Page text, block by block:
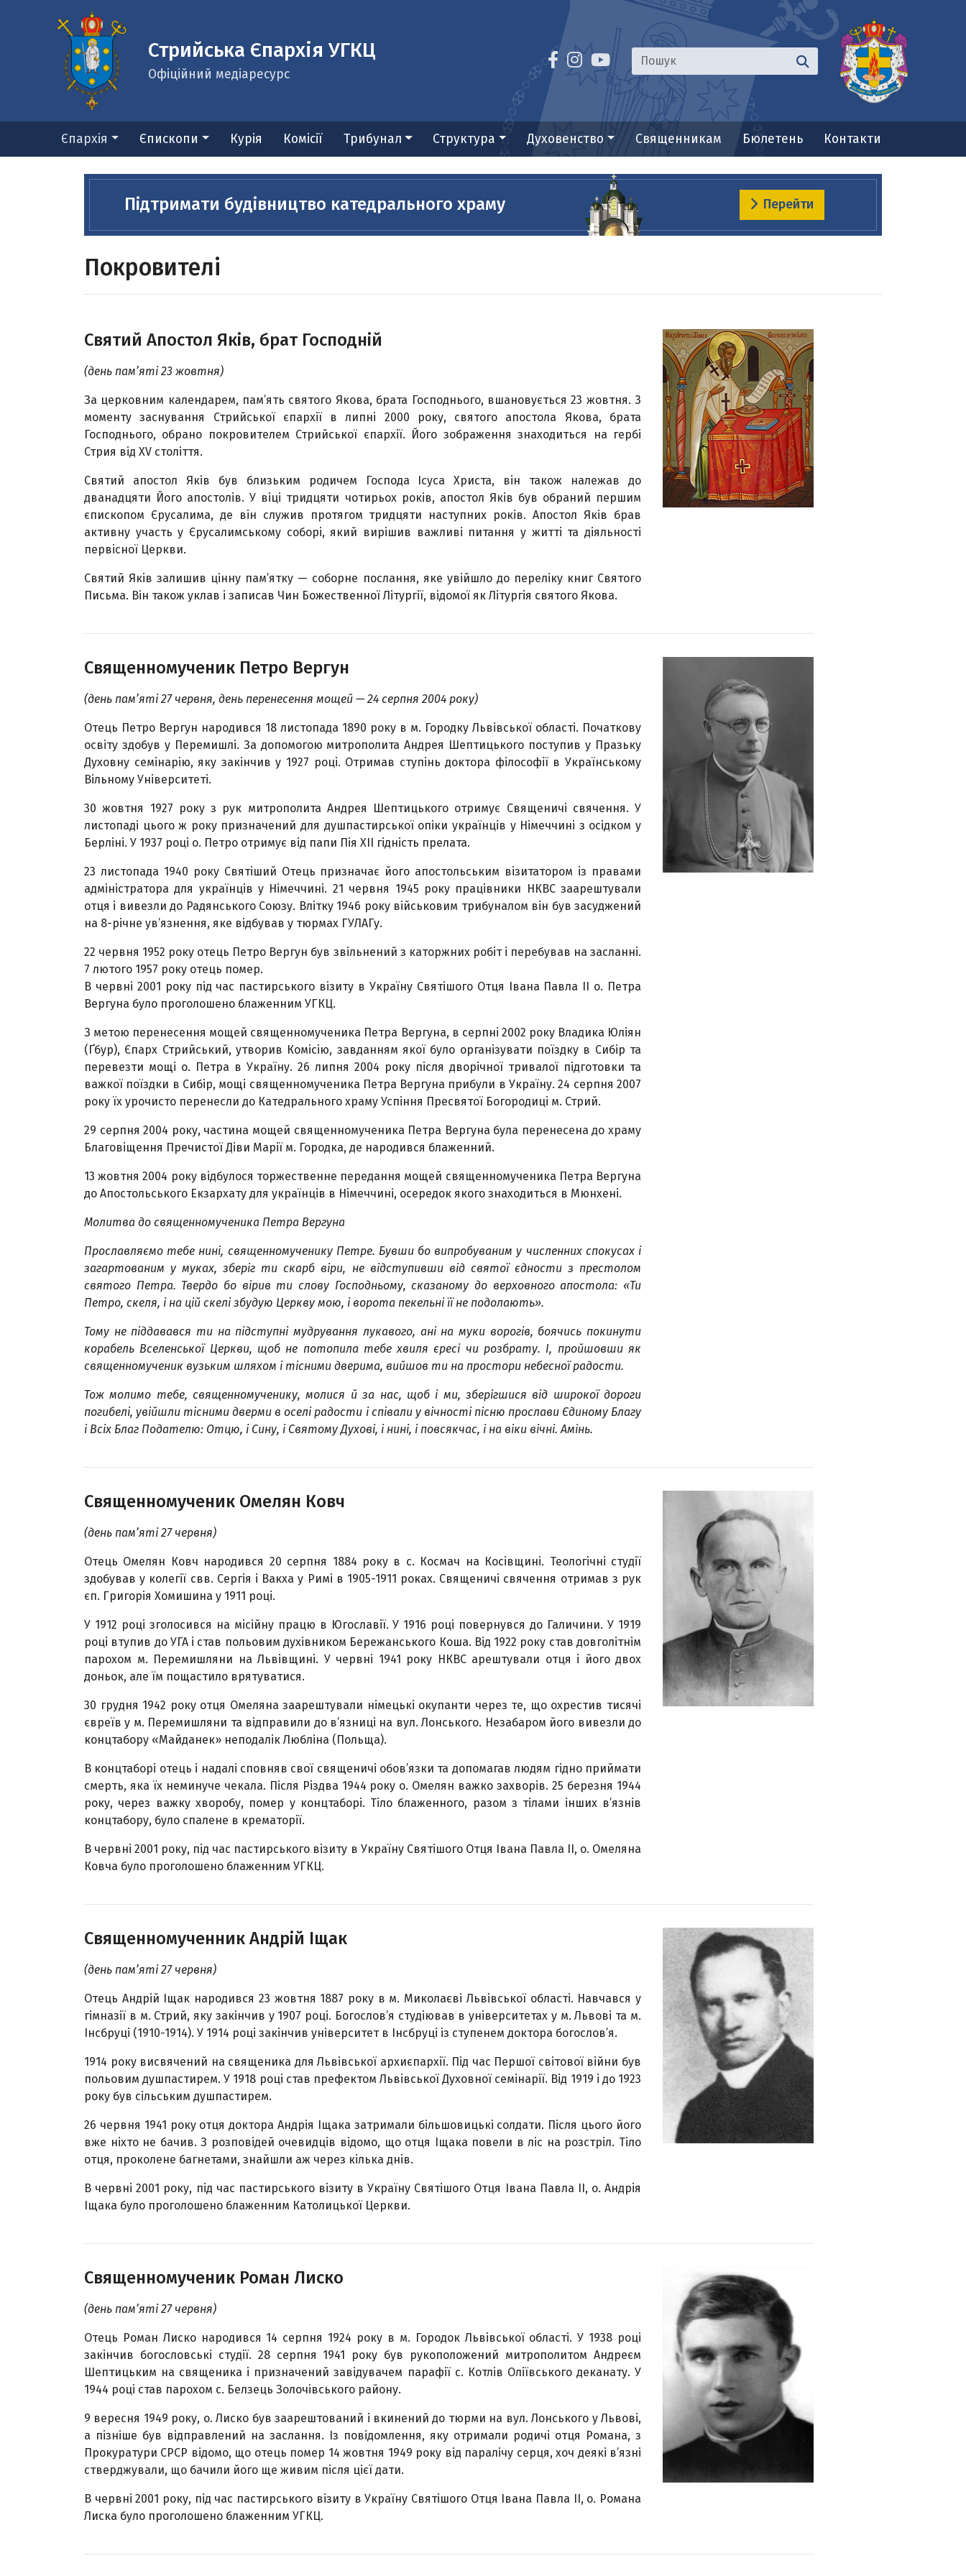
Стрийська Єпархія УГКЦ
Офіційний медіаресурс
Єпархія Єпископи Курія Комісії Трибунал Структура Духовенство Священникам Бюлетень Контакти
Підтримати будівництво катедрального храму Перейти
Покровителі
Святий Апостол Яків, брат Господній
(день пам’яті 23 жовтня)
За церковним календарем, пам’ять святого Якова, брата Господнього, вшановується 23 жовтня. З
моменту заснування Стрийської єпархії в липні 2000 року, святого апостола Якова, брата
Господнього, обрано покровителем Стрийської єпархії. Його зображення знаходиться на гербі
Стрия від XV століття.
Святий апостол Яків був близьким родичем Господа Ісуса Христа, він також належав до
дванадцяти Його апостолів. У віці тридцяти чотирьох років, апостол Яків був обраний першим
єпископом Єрусалима, де він служив протягом тридцяти наступних років. Апостол Яків брав
активну участь у Єрусалимському соборі, який вирішив важливі питання у житті та діяльності
первісної Церкви.
Святий Яків залишив цінну пам’ятку — соборне послання, яке увійшло до переліку книг Святого
Письма. Він також уклав і записав Чин Божественної Літургії, відомої як Літургія святого Якова.
Священномученик Петро Вергун
(день пам’яті 27 червня, день перенесення мощей — 24 серпня 2004 року)
Отець Петро Вергун народився 18 листопада 1890 року в м. Городку Львівської області. Початкову
освіту здобув у Перемишлі. За допомогою митрополита Андрея Шептицького поступив у Празьку
Духовну семінарію, яку закінчив у 1927 році. Отримав ступінь доктора філософії в Українському
Вільному Університеті.
30 жовтня 1927 року з рук митрополита Андрея Шептицького отримує Священичі свячення. У
листопаді цього ж року призначений для душпастирської опіки українців у Німеччині з осідком у
Берліні. У 1937 році о. Петро отримує від папи Пія ХІІ гідність прелата.
23 листопада 1940 року Святіший Отець призначає його апостольським візитатором із правами
адміністратора для українців у Німеччині. 21 червня 1945 року працівники НКВС заарештували
отця і вивезли до Радянського Союзу. Влітку 1946 року військовим трибуналом він був засуджений
на 8-річне ув’язнення, яке відбував у тюрмах ГУЛАГу.
22 червня 1952 року отець Петро Вергун був звільнений з каторжних робіт і перебував на засланні.
7 лютого 1957 року отець помер.
В червні 2001 року під час пастирського візиту в Україну Святішого Отця Івана Павла ІІ о. Петра
Вергуна було проголошено блаженним УГКЦ.
З метою перенесення мощей священномученика Петра Вергуна, в серпні 2002 року Владика Юліян
(Ґбур), Єпарх Стрийський, утворив Комісію, завданням якої було організувати поїздку в Сибір та
перевезти мощі о. Петра в Україну. 26 липня 2004 року після дворічної тривалої підготовки та
важкої поїздки в Сибір, мощі священномученика Петра Вергуна прибули в Україну. 24 серпня 2007
року їх урочисто перенесли до Катедрального храму Успіння Пресвятої Богородиці м. Стрий.
29 серпня 2004 року, частина мощей священномученика Петра Вергуна була перенесена до храму
Благовіщення Пречистої Діви Марії м. Городка, де народився блаженний.
13 жовтня 2004 року відбулося торжественне передання мощей священномученика Петра Вергуна
до Апостольського Екзархату для українців в Німеччині, осередок якого знаходиться в Мюнхені.
Молитва до священномученика Петра Вергуна
Прославляємо тебе нині, священномученику Петре. Бувши бо випробуваним у численних спокусах і
загартованим у муках, зберіг ти скарб віри, не відступивши від святої єдности з престолом
святого Петра. Твердо бо вірив ти слову Господньому, сказаному до верховного апостола: «Ти
Петро, скеля, і на цій скелі збудую Церкву мою, і ворота пекельні її не подолають».
Тому не піддавався ти на підступні мудрування лукавого, ані на муки ворогів, боячись покинути
корабель Вселенської Церкви, щоб не потопила тебе хвиля єресі чи розбрату. І, пройшовши як
священномученик вузьким шляхом і тісними дверима, вийшов ти на простори небесної радости.
Тож молимо тебе, священномученику, молися й за нас, щоб і ми, зберігшися від широкої дороги
погибелі, увійшли тісними дверми в оселі радости і співали у вічності пісню прослави Єдиному Благу
і Всіх Благ Подателю: Отцю, і Сину, і Святому Духові, і нині, і повсякчас, і на віки вічні. Амінь.
Священномученик Омелян Ковч
(день пам’яті 27 червня)
Отець Омелян Ковч народився 20 серпня 1884 року в с. Космач на Косівщині. Теологічні студії
здобував у колегії свв. Сергія і Вакха у Римі в 1905-1911 роках. Священичі свячення отримав з рук
єп. Григорія Хомишина у 1911 році.
У 1912 році зголосився на місійну працю в Югославії. У 1916 році повернувся до Галичини. У 1919
році втупив до УГА і став польовим духівником Бережанського Коша. Від 1922 року став довголітнім
парохом м. Перемишляни на Львівщині. У червні 1941 року НКВС арештували отця і його двох
доньок, але їм пощастило врятуватися.
30 грудня 1942 року отця Омеляна заарештували німецькі окупанти через те, що охрестив тисячі
євреїв у м. Перемишляни та відправили до в’язниці на вул. Лонського. Незабаром його вивезли до
концтабору «Майданек» неподалік Любліна (Польща).
В концтаборі отець і надалі сповняв свої священичі обов’язки та допомагав людям гідно приймати
смерть, яка їх неминуче чекала. Після Різдва 1944 року о. Омелян важко захворів. 25 березня 1944
року, через важку хворобу, помер у концтаборі. Тіло блаженного, разом з тілами інших в’язнів
концтабору, було спалене в крематорії.
В червні 2001 року, під час пастирського візиту в Україну Святішого Отця Івана Павла ІІ, о. Омеляна
Ковча було проголошено блаженним УГКЦ.
Священномученник Андрій Іщак
(день пам’яті 27 червня)
Отець Андрій Іщак народився 23 жовтня 1887 року в м. Миколаєві Львівської області. Навчався у
гімназії в м. Стрий, яку закінчив у 1907 році. Богослов’я студіював в університетах у м. Львові та м.
Інсбруці (1910-1914). У 1914 році закінчив університет в Інсбруці із ступенем доктора богослов’я.
1914 року висвячений на священика для Львівської архиєпархії. Під час Першої світової війни був
польовим душпастирем. У 1918 році став префектом Львівської Духовної семінарії. Від 1919 і до 1923
року був сільським душпастирем.
26 червня 1941 року отця доктора Андрія Іщака затримали більшовицькі солдати. Після цього його
вже ніхто не бачив. З розповідей очевидців відомо, що отця Іщака повели в ліс на розстріл. Тіло
отця, проколене багнетами, знайшли аж через кілька днів.
В червні 2001 року, під час пастирського візиту в Україну Святішого Отця Івана Павла ІІ, о. Андрія
Іщака було проголошено блаженним Католицької Церкви.
Священномученик Роман Лиско
(день пам’яті 27 червня)
Отець Роман Лиско народився 14 серпня 1924 року в м. Городок Львівської області. У 1938 році
закінчив богословські студії. 28 серпня 1941 року був рукоположений митрополитом Андреєм
Шептицьким на священика і призначений завідувачем парафії с. Котлів Оліївського деканату. У
1944 році став парохом с. Белзець Золочівського району.
9 вересня 1949 року, о. Лиско був заарештований і вкинений до тюрми на вул. Лонського у Львові,
а пізніше був відправлений на заслання. Із повідомлення, яку отримали родичі отця Романа, з
Прокуратури СРСР відомо, що отець помер 14 жовтня 1949 року від паралічу серця, хоч деякі в’язні
стверджували, що бачили його ще живим після цієї дати.
В червні 2001 року, під час пастирського візиту в Україну Святішого Отця Івана Павла ІІ, о. Романа
Лиска було проголошено блаженним УГКЦ.